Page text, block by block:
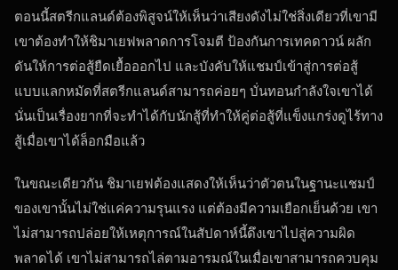
ตอนนี้สตรีกแลนด์ต้องพิสูจน์ให้เห็นว่าเสียงดังไม่ใช่สิ่งเดียวที่เขามี
เขาต้องทำให้ชิมาเยฟพลาดการโจมตี ป้องกันการเทคดาวน์ ผลัก
ดันให้การต่อสู้ยืดเยื้อออกไป และบังคับให้แชมป์เข้าสู่การต่อสู้
แบบแลกหมัดที่สตรีกแลนด์สามารถค่อยๆ บั่นทอนกำลังใจเขาได้
นั่นเป็นเรื่องยากที่จะทำได้กับนักสู้ที่ทำให้คู่ต่อสู้ที่แข็งแกร่งดูไร้ทาง
สู้เมื่อเขาได้ล็อกมือแล้ว
ในขณะเดียวกัน ชิมาเยฟต้องแสดงให้เห็นว่าตัวตนในฐานะแชมป์
ของเขานั้นไม่ใช่แค่ความรุนแรง แต่ต้องมีความเยือกเย็นด้วย เขา
ไม่สามารถปล่อยให้เหตุการณ์ในสัปดาห์นี้ดึงเขาไปสู่ความผิด
พลาดได้ เขาไม่สามารถไล่ตามอารมณ์ในเมื่อเขาสามารถควบคุม